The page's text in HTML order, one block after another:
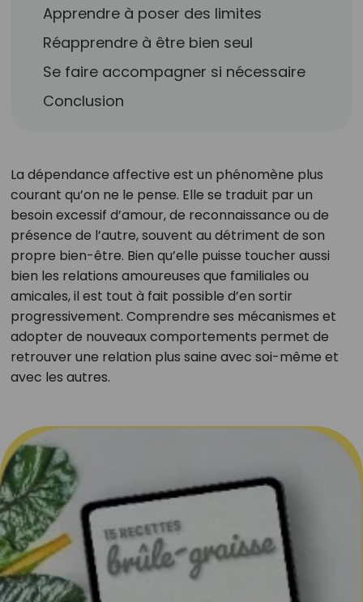
Apprendre à poser des limites
Réapprendre à être bien seul
Se faire accompagner si nécessaire
Conclusion
La dépendance affective est un phénomène plus
courant qu’on ne le pense. Elle se traduit par un
besoin excessif d’amour, de reconnaissance ou de
présence de l’autre, souvent au détriment de son
propre bien-être. Bien qu’elle puisse toucher aussi
bien les relations amoureuses que familiales ou
amicales, il est tout à fait possible d’en sortir
progressivement. Comprendre ses mécanismes et
adopter de nouveaux comportements permet de
retrouver une relation plus saine avec soi-même et
avec les autres.